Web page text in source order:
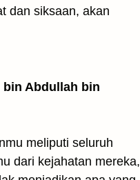
dan siksaan, akan
bin Abdullah bin
meliputi seluruh
dari kejahatan mereka,